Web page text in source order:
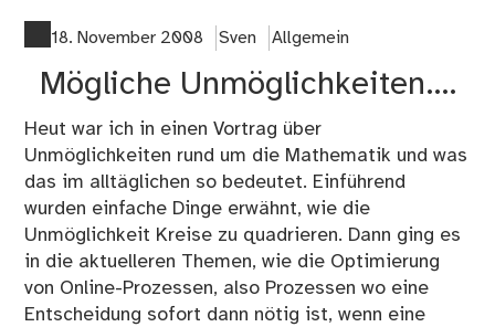
18. November 2008 Sven Allgemein
Mögliche Unmöglichkeiten….
Heut war ich in einen Vortrag über
Unmöglichkeiten rund um die Mathematik und was
das im alltäglichen so bedeutet. Einführend
wurden einfache Dinge erwähnt, wie die
Unmöglichkeit Kreise zu quadrieren. Dann ging es
in die aktuelleren Themen, wie die Optimierung
von Online-Prozessen, also Prozessen wo eine
Entscheidung sofort dann nötig ist, wenn eine